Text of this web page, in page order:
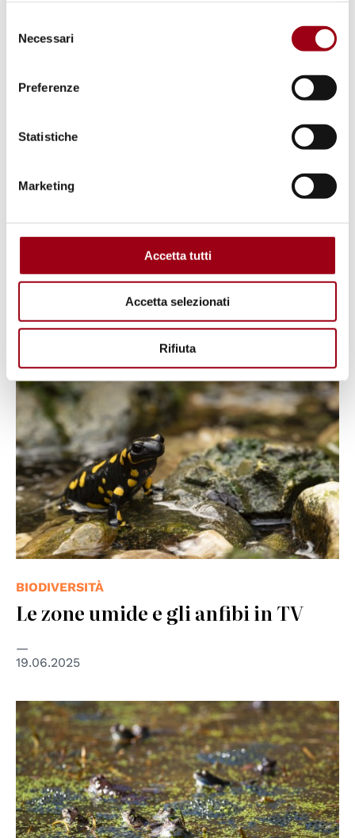
delNecessari
Preferenze
Statistiche
Marketing
Accetta tutti
Accetta selezionati
Rifiuta
Il ritorno del castoro in Italia
26.06.2025
© Diana Crestan
BIODIVERSITÀ
Le zone umide e gli anfibi in TV
19.06.2025
© Diana Crestan